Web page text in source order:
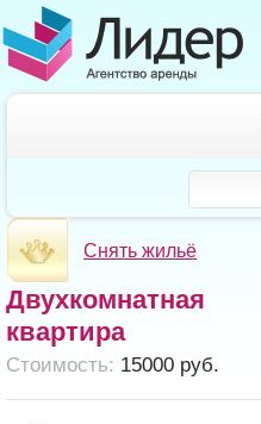
Снять жильё
Двухкомнатная
квартира
Cтоимость: 15000 руб.